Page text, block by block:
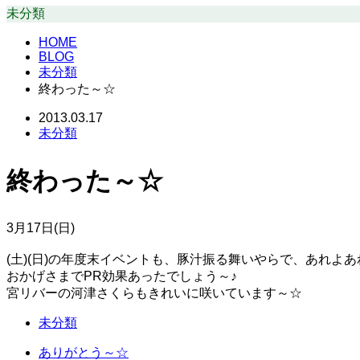
未分類
HOME
BLOG
未分類
終わった～☆
2013.03.17
未分類
終わった～☆
3月17日(日)
(土)(日)の年度末イベントも、豚汁振る舞いやらで、あれよあ
おかげさまでPR効果あったでしょう～♪
宮リバーの河津さくらもきれいに咲いています～☆
未分類
ありがとう～☆